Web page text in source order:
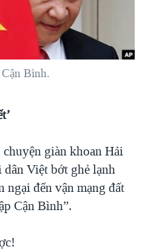
DẢI GAZA
ĐƯỜNG
'BÊN THẮNG CUỘC'
VIỆT NAM
TẠI VIỆT NAM
TRỘM HẢI SÂM
Bình.
giàn khoan Hải
Việt bớt ghẻ lạnh
ngại đến vận mạng đất
Cận Bình”.